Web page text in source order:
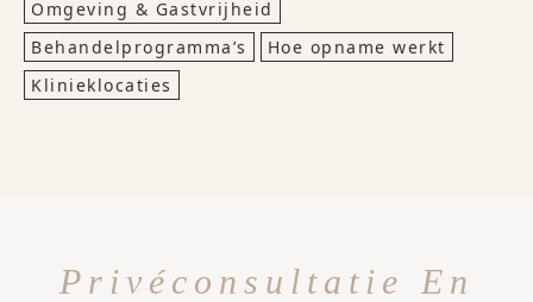
Omgeving & Gastvrijheid
Behandelprogramma’s
Hoe opname werkt
Klinieklocaties
Privéconsultatie En